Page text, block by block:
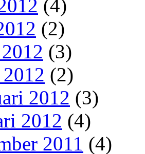
(4)
(2)
(3)
(2)
2012 (3)
2012 (4)
2011 (4)